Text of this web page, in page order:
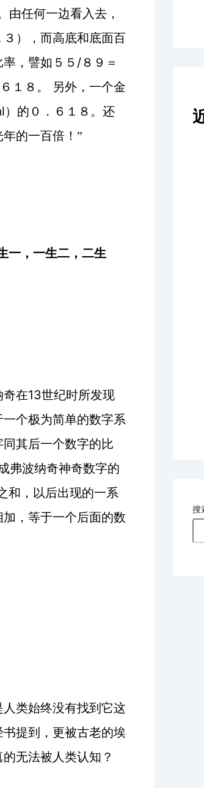
由任何一边看入去，
），而高底和底面百
，譬如５５ /８９＝
１８。
另外，一个金
）的０．６１８。还
的一百倍！”
一，一生二，二生
奇在13世纪时所发现
个极为简单的数字系
其后一个数字的比
弗波纳奇神奇数字的
和，以后出现的一系
，等于一个后面的数
类始终没有找到它这
提到，更被古老的埃
无法被人类认知？
搜